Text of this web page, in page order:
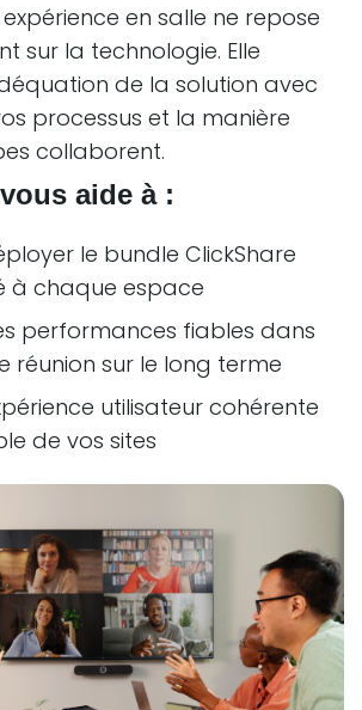
en salle ne repose
sur la technologie. Elle
de la solution avec
processus et la manière
collaborent.
aide à :
le bundle ClickShare
à chaque espace
performances fiables dans
réunion sur le long terme
utilisateur cohérente
de vos sites